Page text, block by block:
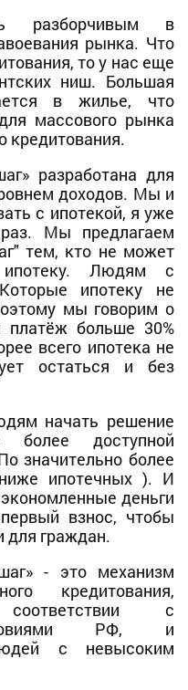
разборчивым в
рынка. Что
то у нас еще
ниш. Большая
в жилье, что
массового рынка
кредитования.
разработана для
доходов. Мы и
с ипотекой, я уже
Мы предлагаем
тем, кто не может
Людям с
ипотеку не
мы говорим о
платёж больше 30%
всего ипотека не
остаться и без
начать решение
доступной
значительно более
ипотечных ). И
деньги
взнос, чтобы
граждан.
- это механизм
кредитования,
с
РФ, и
с невысоким